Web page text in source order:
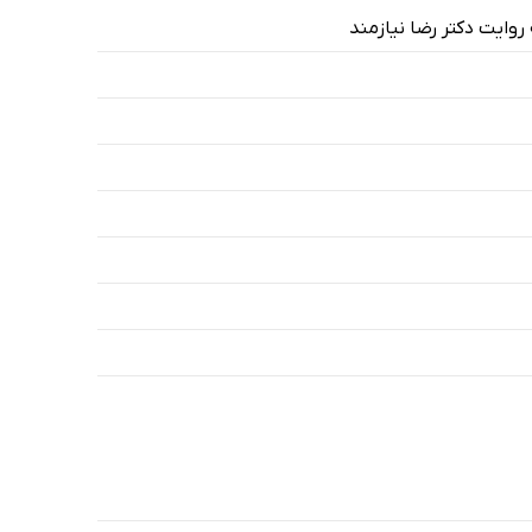
دکتر رضا نیازمند